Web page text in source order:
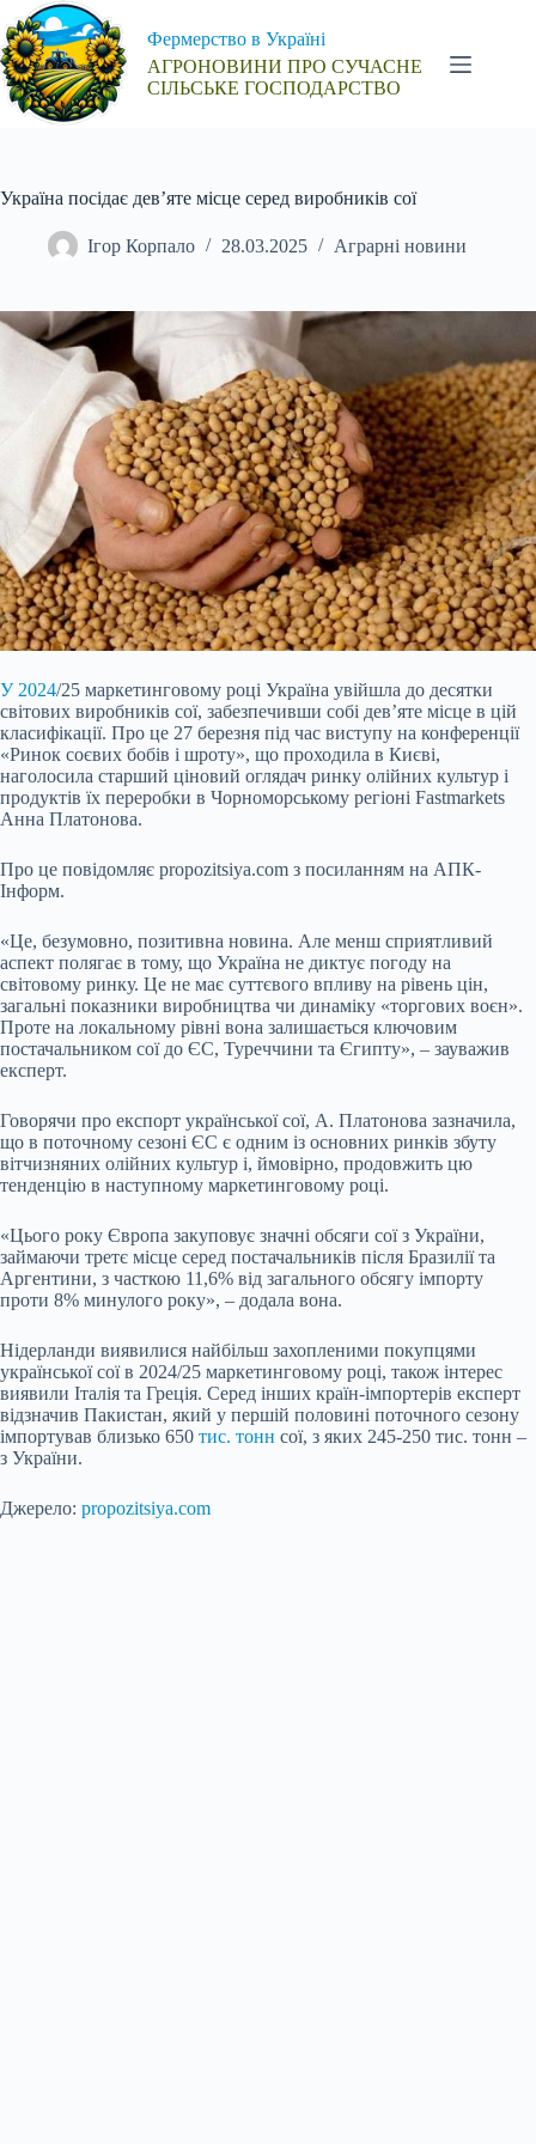
Перейти
до
вмісту
Фермерство в Україні
АГРОНОВИНИ ПРО СУЧАСНЕ
СІЛЬСЬКЕ ГОСПОДАРСТВО
Україна посідає дев’яте місце серед виробників сої
Ігор Корпало 28.03.2025 Аграрні новини
У 2024/25 маркетинговому році Україна увійшла до десятки
світових виробників сої, забезпечивши собі дев’яте місце в цій
класифікації. Про це 27 березня під час виступу на конференції
«Ринок соєвих бобів і шроту», що проходила в Києві,
наголосила старший ціновий оглядач ринку олійних культур і
продуктів їх переробки в Чорноморському регіоні Fastmarkets
Анна Платонова.
Про це повідомляє propozitsiya.com з посиланням на АПК-
Інформ.
«Це, безумовно, позитивна новина. Але менш сприятливий
аспект полягає в тому, що Україна не диктує погоду на
світовому ринку. Це не має суттєвого впливу на рівень цін,
загальні показники виробництва чи динаміку «торгових воєн».
Проте на локальному рівні вона залишається ключовим
постачальником сої до ЄС, Туреччини та Єгипту», – зауважив
експерт.
Говорячи про експорт української сої, А. Платонова зазначила,
що в поточному сезоні ЄС є одним із основних ринків збуту
вітчизняних олійних культур і, ймовірно, продовжить цю
тенденцію в наступному маркетинговому році.
«Цього року Європа закуповує значні обсяги сої з України,
займаючи третє місце серед постачальників після Бразилії та
Аргентини, з часткою 11,6% від загального обсягу імпорту
проти 8% минулого року», – додала вона.
Нідерланди виявилися найбільш захопленими покупцями
української сої в 2024/25 маркетинговому році, також інтерес
виявили Італія та Греція. Серед інших країн-імпортерів експерт
відзначив Пакистан, який у першій половині поточного сезону
імпортував близько 650 тис. тонн сої, з яких 245-250 тис. тонн –
з України.
Джерело: propozitsiya.com